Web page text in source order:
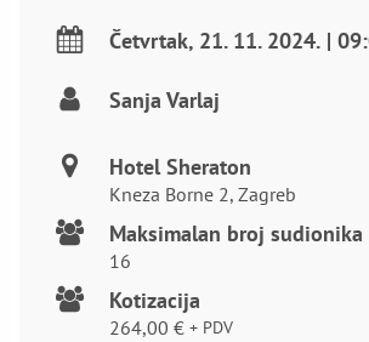
Četvrtak, 21. 11. 2024. |
Sanja Varlaj
Hotel Sheraton
Kneza Borne 2, Zagreb
Maksimalan broj sudionika
16
Kotizacija
264,00 € + PDV